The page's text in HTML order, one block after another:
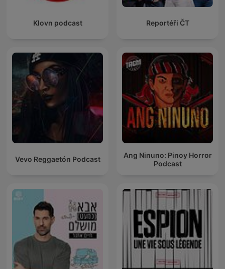
Klovn podcast Reportéři ČT
Vevo Reggaetón Podcast
Ang Ninuno: Pinoy Horror
Podcast